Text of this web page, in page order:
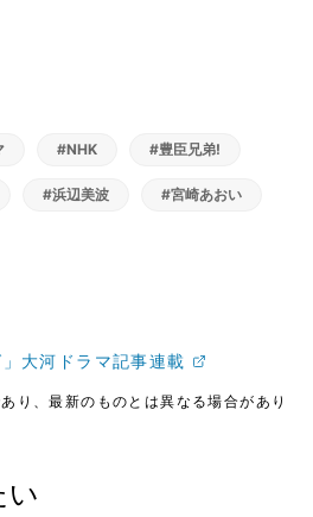
#NHK #豊臣兄弟!
#浜辺美波 #宮崎あおい
大河ドラマ記事連載
り、最新のものとは異なる場合があり
い